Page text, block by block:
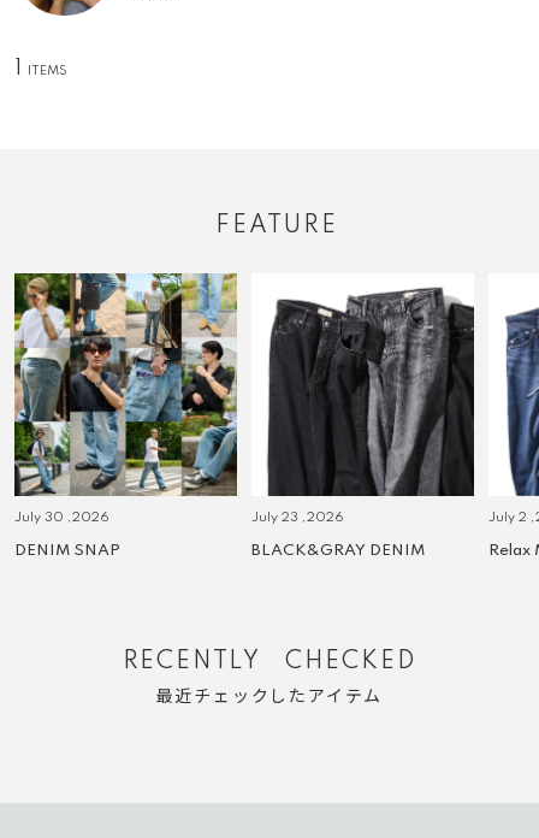
FEATURE
July 30 ,2026
DENIM SNAP
July 23 ,2026
BLACK&GRAY DENIM
July 2
Relax
RECENTLY CHECKED
最近チェックしたアイテム